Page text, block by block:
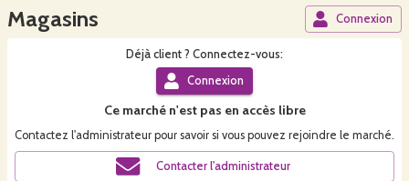
Magasins Connexion
Déjà client ? Connectez-vous:
Connexion
Ce marchén'est pas en accès libre
Contactez l'administrateur pour savoir si vous pouvez rejoindre le marché.
Contacter l'administrateur